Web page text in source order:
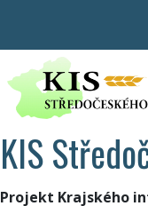
KIS
Projekt Krajského